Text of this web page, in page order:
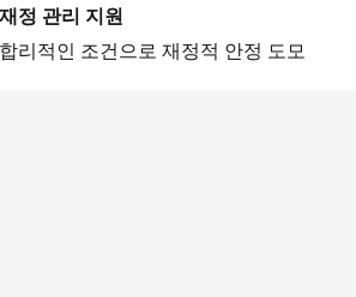
재정 관리 지원
합리적인 조건으로 재정적 안정 도모